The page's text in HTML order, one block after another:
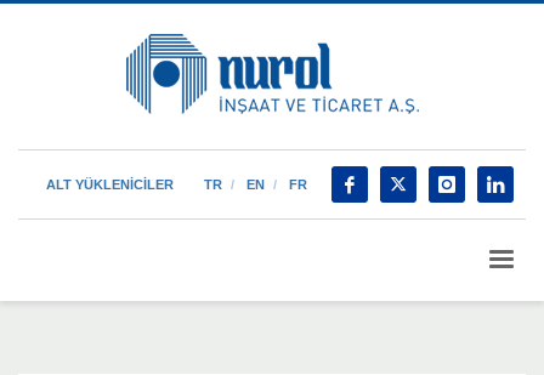
ALT YÜKLENİCİLER TR EN FR